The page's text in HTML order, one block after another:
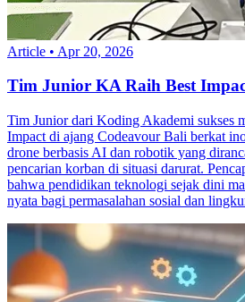
Article • Apr 20, 2026
Tim Junior KA Raih Best
Tim Junior dari Koding Akademi sukses
Impact di ajang Codeavour Bali berkat
drone berbasis AI dan robotik yang
pencarian korban di situasi darurat.
bahwa pendidikan teknologi sejak dini
nyata bagi permasalahan sosial dan